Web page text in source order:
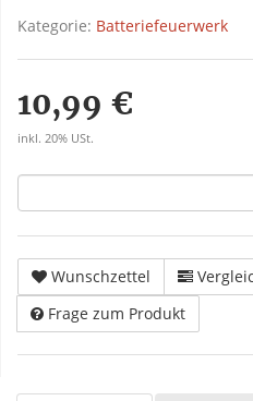
Kategorie: Batteriefeuerwerk
10,99 €
inkl. 20% USt.
Wunschzettel
Frage zum Produkt